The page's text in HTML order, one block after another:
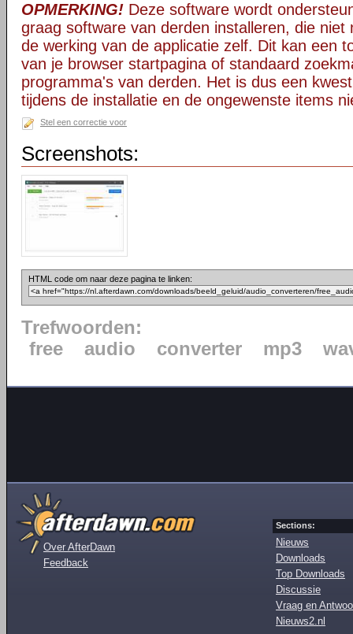
OPMERKING! Deze software wordt
graag software van derden installeren, die niet
de werking van de applicatie zelf. Dit kan een
van je browser startpagina of standaard
programma's van derden. Het is dus een
tijdens de installatie en de ongewenste items
Stel een correctie voor
Screenshots:
HTML code om naar deze pagina te linken:
Trefwoorden:
free
audio converter mp3
Over AfterDawn
Feedback
Sections:
Nieuws
Downloads
Top Downloads
Discussie
Vraag en
Nieuws2.nl